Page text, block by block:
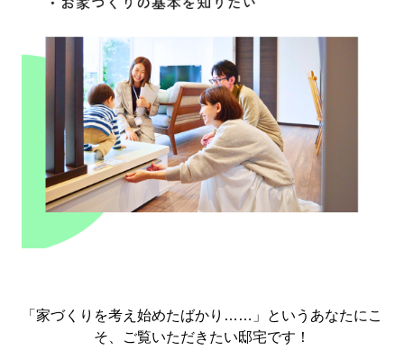
「家づくりを考え始めたばかり……」というあなたにこ
そ、ご覧いただきたい邸宅です！